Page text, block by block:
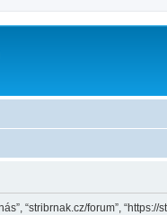
“stribrnak.cz/forum”,